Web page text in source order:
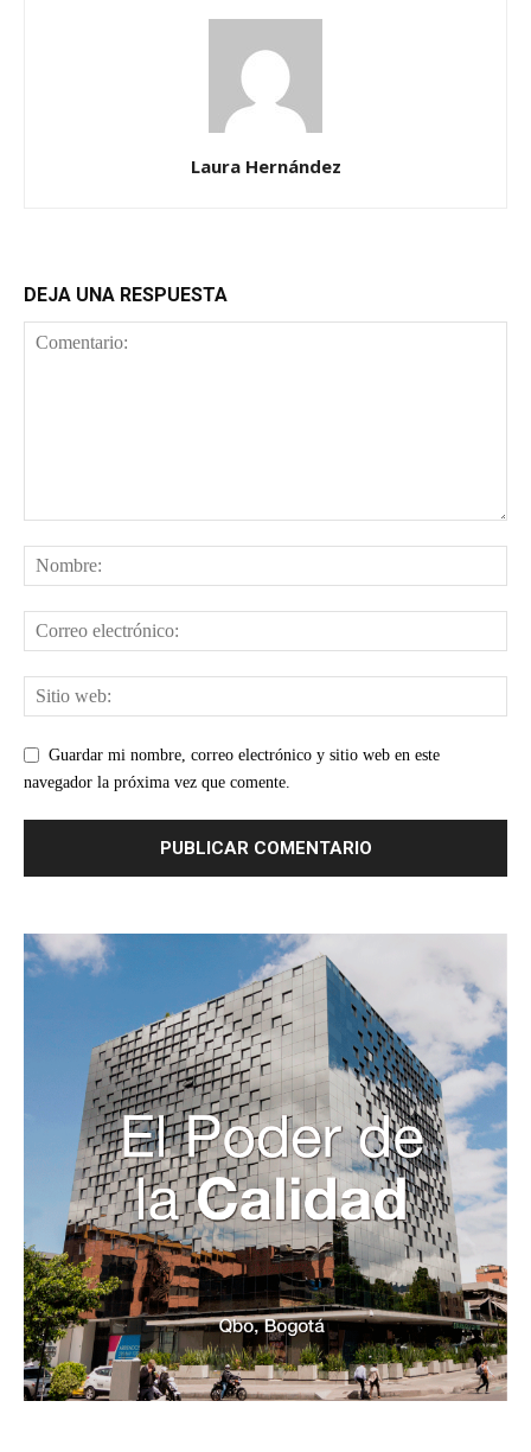
Laura Hernández
DEJA UNA RESPUESTA
Guardar mi nombre, correo electrónico y sitio web en este
navegador la próxima vez que comente.